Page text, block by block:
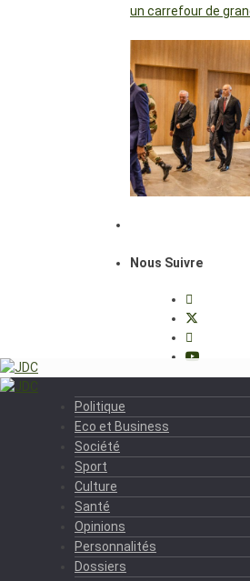
un carrefour de
Nous Suivre
Politique
Eco et Business
Société
Sport
Culture
Santé
Opinions
Personnalités
Dossiers